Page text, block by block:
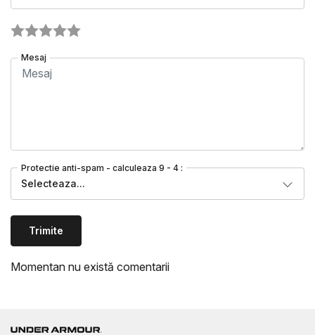
Mesaj
Protectie anti-spam - calculeaza 9 - 4 :
Selecteaza...
Trimite
Momentan nu există comentarii